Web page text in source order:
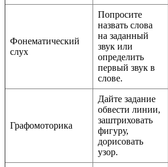
Фонематический
слух
Попросите
назвать слова
на заданный
звук или
определить
первый звук в
слове.
Графомоторика
Дайте задание
обвести линии,
заштриховать
фигуру,
дорисовать
узор.